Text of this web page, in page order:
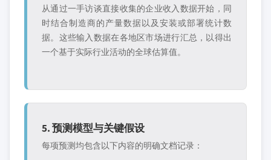
从通过一手访谈直接收集的企业收入数据开始，同
时结合制造商的产量数据以及安装或部署统计数
据。这些输入数据在各地区市场进行汇总，以得出
一个基于实际行业活动的全球估算值。
5. 预测模型与关键假设
每项预测均包含以下内容的明确文档记录：